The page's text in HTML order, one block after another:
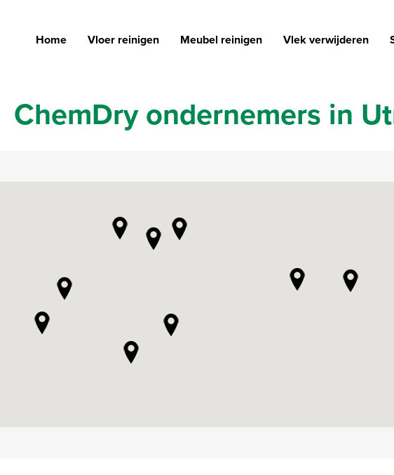
Home Vloer reinigen Meubel reinigen Vlek verwijderen
ChemDry ondernemers in